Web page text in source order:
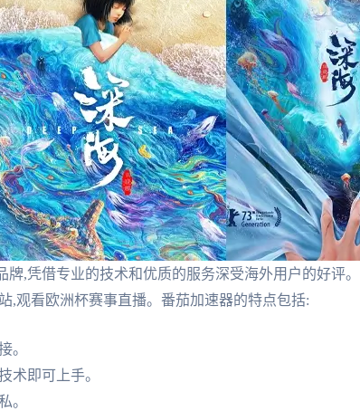
牌,凭借专业的技术和优质的服务深受海外用户的好评
,观看欧洲杯赛事直播。番茄加速器的特点包括:
。
术即可上手。
。